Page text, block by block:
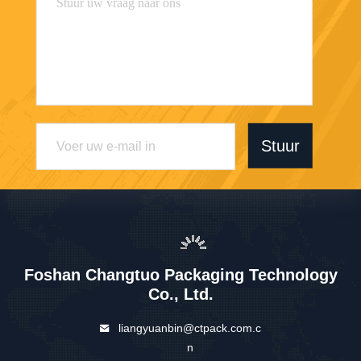
Stuur
Foshan Changtuo Packaging Technology
Co., Ltd.
liangyuanbin@ctpack.com.c
n